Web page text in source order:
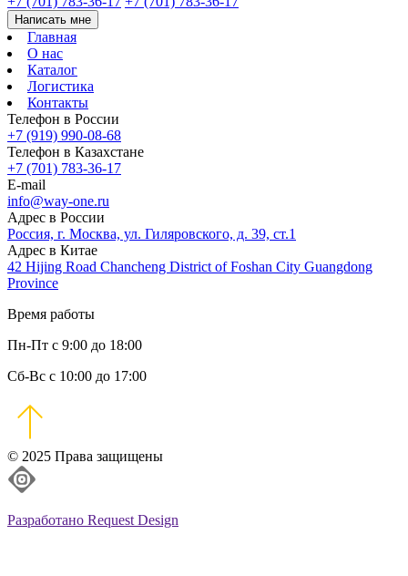
Написать мне
Главная
О нас
Каталог
Логистика
Контакты
Телефон в России
+7 (919) 990-08-68
Телефон в Казахстане
+7 (701) 783-36-17
E-mail
info@way-one.ru
Адрес в России
Россия, г. Москва, ул. Гиляровского, д. 39, ст.1
Адрес в Китае
42 Hijing Road Chancheng District of Foshan City Guangdong
Province
Время работы
Пн-Пт с 9:00 до 18:00
Сб-Вс с 10:00 до 17:00
© 2025 Права защищены
Разработано Request Design